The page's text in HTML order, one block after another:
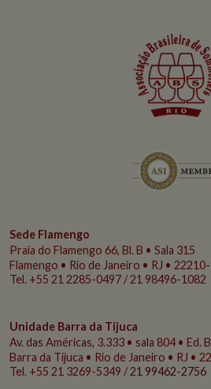
Sede Flamengo
Praia do Flamengo 66, Bl. B • Sala 315
Flamengo • Rio de Janeiro • RJ •
Tel. +55 21 2285-0497 / 21 98496-1082
Unidade Barra da Tijuca
Av. das Américas, 3.333 • sala 804 • Ed.
Barra da Tijuca • Rio de Janeiro • RJ •
Tel. +55 21 3269-5349 /21 99462-2756